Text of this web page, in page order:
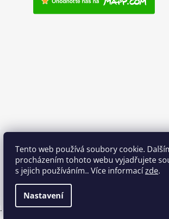
Tento web používá soubory cookie.
procházením tohoto webu vyjadřujete
s jejich používáním.. Více informacízde.
Nastavení
. Všechna práva vyhrazena.